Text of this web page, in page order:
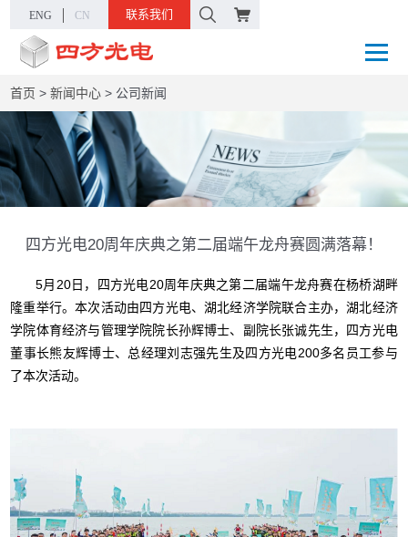
ENG CN 联系我们
首页 >新闻中心 > 公司新闻
四方光电20周年庆典之第二届端午龙舟赛圆满落幕！
5月20日，四方光电20周年庆典之第二届端午龙舟赛在杨桥湖畔
隆重举行。本次活动由四方光电、湖北经济学院联合主办，湖北经济
学院体育经济与管理学院院长孙辉博士、副院长张诚先生，四方光电
董事长熊友辉博士、总经理刘志强先生及四方光电200多名员工参与
了本次活动。